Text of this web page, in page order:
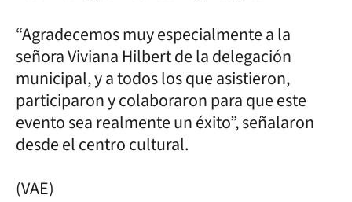
“Agradecemos muy especialmente a la
señora Viviana Hilbert de la delegación
municipal, y a todos los que asistieron,
participaron y colaboraron para que este
evento sea realmente un éxito”, señalaron
desde el centro cultural.
(VAE)